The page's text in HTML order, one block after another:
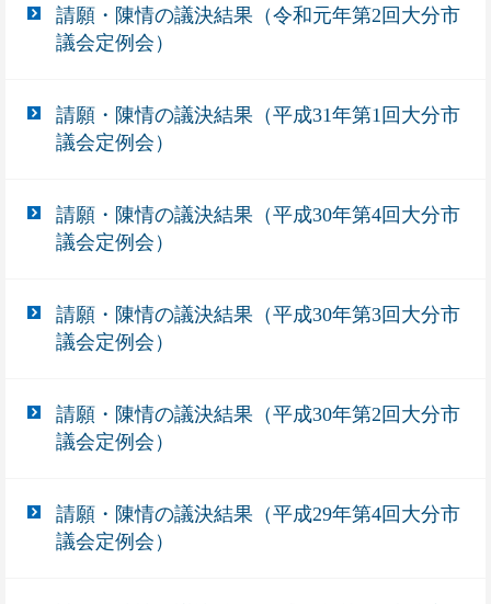
請願・陳情の議決結果（令和元年第2回大分市
議会定例会）
請願・陳情の議決結果（平成31年第1回大分市
議会定例会）
請願・陳情の議決結果（平成30年第4回大分市
議会定例会）
請願・陳情の議決結果（平成30年第3回大分市
議会定例会）
請願・陳情の議決結果（平成30年第2回大分市
議会定例会）
請願・陳情の議決結果（平成29年第4回大分市
議会定例会）